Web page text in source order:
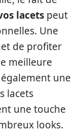
lacets peut
Une
de profiter
meilleure
une
lacets
une touche
looks.